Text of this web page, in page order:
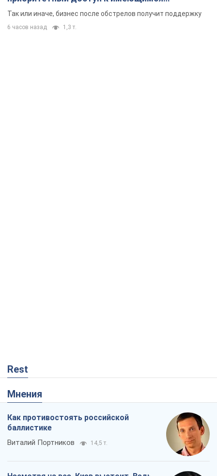
складским помещениям
Так или иначе, бизнес после обстрелов получит поддержку
6 часов назад 1,3 т.
Rest
Мнения
Как противостоять российской
баллистике
Виталий Портников 14,5 т.